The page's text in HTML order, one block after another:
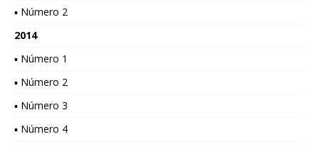
▪ Número 2
2014
▪ Número 1
▪ Número 2
▪ Número 3
▪ Número 4